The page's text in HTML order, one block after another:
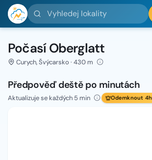
Vyhledej lokality
Počasí Oberglatt
Curych, Švýcarsko · 430 m
Předpověď deště po minutách
Aktualizuje se každých 5 min Odemknout 4h